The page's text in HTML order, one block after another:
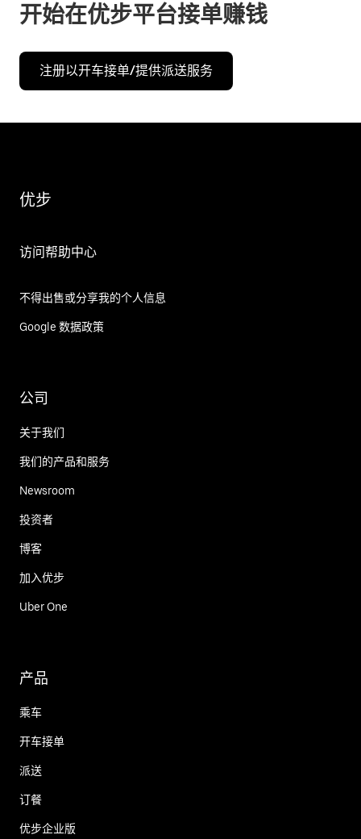
开始在优步平台接单赚钱
注册以开车接单/提供派送服务
优步
访问帮助中心
不得出售或分享我的个人信息
Google 数据政策
公司
关于我们
我们的产品和服务
Newsroom
投资者
博客
加入优步
Uber One
产品
乘车
开车接单
派送
订餐
优步企业版